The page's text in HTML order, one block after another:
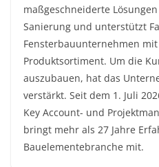
maßgeschneiderte
Sanierung und unterstützt
Fensterbauunternehmen
Produktsortiment. Um die
auszubauen, hat das
verstärkt. Seit dem 1. Juli
Key Account- und
bringt mehr als 27 Jahre
Bauelementebranche mit.